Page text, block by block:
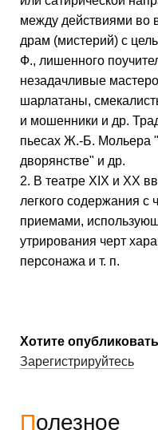
Хотите
Зарегистрируйтесь
между действиями во
драм (мистерий) с
Ф., лишенного
незадачливые
шарлатаны,
и мошенники и др.
пьесах Ж.-Б. Мольера
дворянстве" и др.
2. В театре XIX и XX
легкого содержания
приемами,
утрирования черт
персонажа и т. п.
Полезное